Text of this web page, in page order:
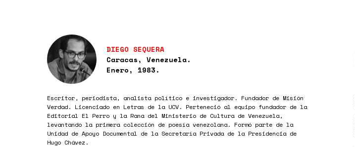
DIEGO SEQUERA
Caracas, Venezuela.
Enero, 1983.
Escritor, periodista, analista político e investigador. Fundador de Misión
Verdad. Licenciado en Letras de la UCV. Perteneció al equipo fundador de la
Editorial El Perro y la Rana del Ministerio de Cultura de Venezuela,
levantando la primera colección de poesía venezolana. Formó parte de la
Unidad de Apoyo Documental de la Secretaría Privada de la Presidencia de
Hugo Chávez.